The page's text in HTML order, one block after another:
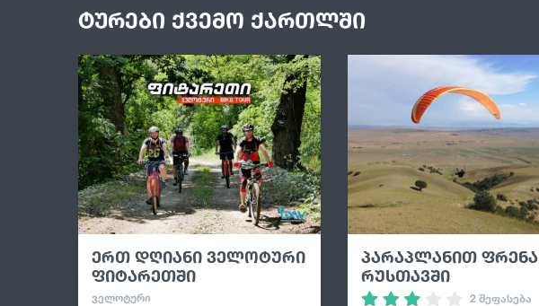
ტურები ქვემო ქართლში
ერთ დღიანი ველოტური
ფიტარეთში
ᲕᲔᲚᲝᲢᲣᲠᲘ
პარაპლანით ფრენა
რუსთავში
2 შეფასება